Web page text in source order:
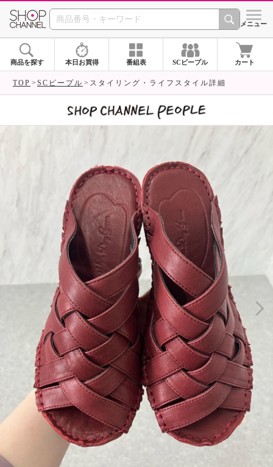
SHOP CHANNEL シメニュー
商品を探す 本日お買得 番組表 SCピープル カート
TOP SCピープル スタイリング・ライフスタイル詳細